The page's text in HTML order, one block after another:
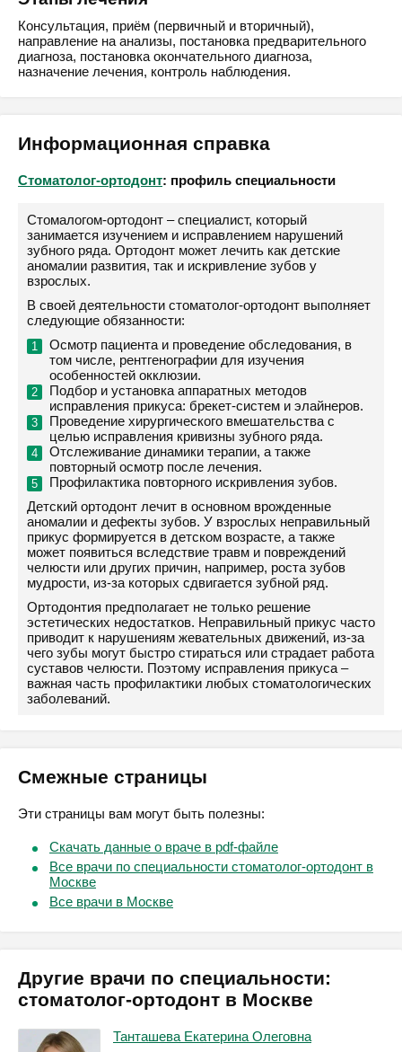
Консультация, приём (первичный и вторичный),
направление на анализы, постановка предварительного
диагноза, постановка окончательного диагноза,
назначение лечения, контроль наблюдения.
Информационная справка
Стоматолог-ортодонт: профиль специальности
Стомалогом-ортодонт – специалист, который
занимается изучением и исправлением нарушений
зубного ряда. Ортодонт может лечить как детские
аномалии развития, так и искривление зубов у
взрослых.
В своей деятельности стоматолог-ортодонт выполняет
следующие обязанности:
Осмотр пациента и проведение обследования, в
том числе, рентгенографии для изучения
особенностей окклюзии.
Подбор и установка аппаратных методов
исправления прикуса: брекет-систем и элайнеров.
Проведение хирургического вмешательства с
целью исправления кривизны зубного ряда.
Отслеживание динамики терапии, а также
повторный осмотр после лечения.
Профилактика повторного искривления зубов.
Детский ортодонт лечит в основном врожденные
аномалии и дефекты зубов. У взрослых неправильный
прикус формируется в детском возрасте, а также
может появиться вследствие травм и повреждений
челюсти или других причин, например, роста зубов
мудрости, из-за которых сдвигается зубной ряд.
Ортодонтия предполагает не только решение
эстетических недостатков. Неправильный прикус часто
приводит к нарушениям жевательных движений, из-за
чего зубы могут быстро стираться или страдает работа
суставов челюсти. Поэтому исправления прикуса –
важная часть профилактики любых стоматологических
заболеваний.
Смежные страницы
Эти страницы вам могут быть полезны:
Скачать данные о враче в pdf-файле
Все врачи по специальности стоматолог-ортодонт в
Москве
Все врачи в Москве
Другие врачи по специальности:
стоматолог-ортодонт в Москве
Танташева Екатерина Олеговна